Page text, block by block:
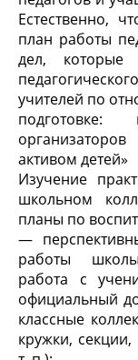
Естественно,
план работы
дел,
учителей по
активом детей»
Изучение
школьном
планы по
—
работы
работа с
официальный
классные
кружки,